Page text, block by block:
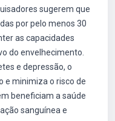
sugerem que
por pelo menos 30
as capacidades
do envelhecimento.
e depressão, o
e minimiza o risco de
beneficiam a saúde
sanguínea e